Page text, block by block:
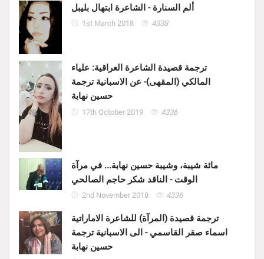
ألم السنارة - الشاعرة ابتهال بليبل
1st March 2018 4338
ترجمة قصيدة الشاعرة العراقية: علياء
المالكي (المقهى)- عن الاسبانية ترجمة
حسين نهابة
17th October 2019 4336
مائة شيبة، وشيبة حسين نهابة... في مرآة
الوقت - الناقد شكر حاجم الصالحي
2nd November 2018 4336
ترجمة قصيدة (المرآة) للشاعرة الاماراتية
اسماء صقر القاسمي - الى الاسبانية ترجمة
حسين نهابة